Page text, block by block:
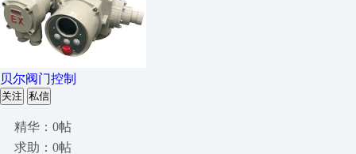
贝尔阀门控制
关注 私信
精华：0帖
求助：0帖